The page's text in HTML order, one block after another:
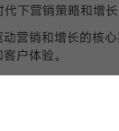
下营销策略和增长
营销和增长的核
户体验。
。通过对用户数
满意度。同时，